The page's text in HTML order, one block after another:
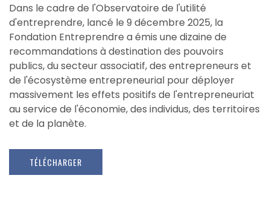
Dans le cadre de l'Observatoire de l'utilité
d'entreprendre, lancé le 9 décembre 2025, la
Fondation Entreprendre a émis une dizaine de
recommandations à destination des pouvoirs
publics, du secteur associatif, des entrepreneurs et
de l'écosystème entrepreneurial pour déployer
massivement les effets positifs de l'entrepreneuriat
au service de l'économie, des individus, des territoires
et de la planète.
TÉLÉCHARGER